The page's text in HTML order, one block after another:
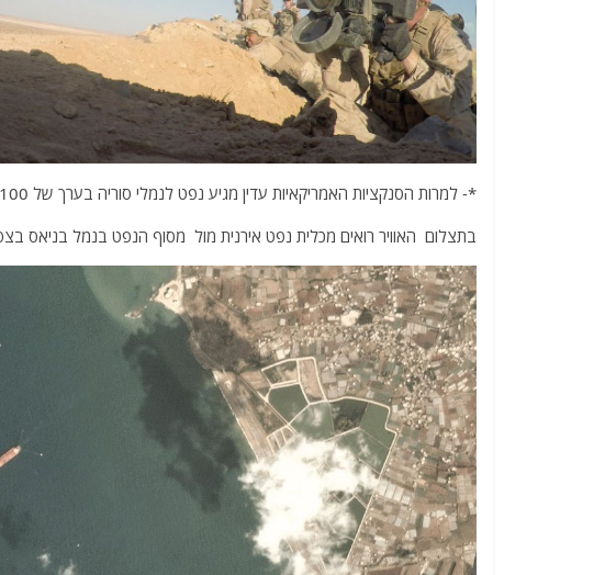
*- למרות הסנקציות האמריקאיות עדין מגיע נפט לנמלי סוריה בערך של 100 מיליון דולר לחודש.
בתצלום האוויר רואים מכלית נפט אירנית מול מסוף הנפט בנמל בניאס